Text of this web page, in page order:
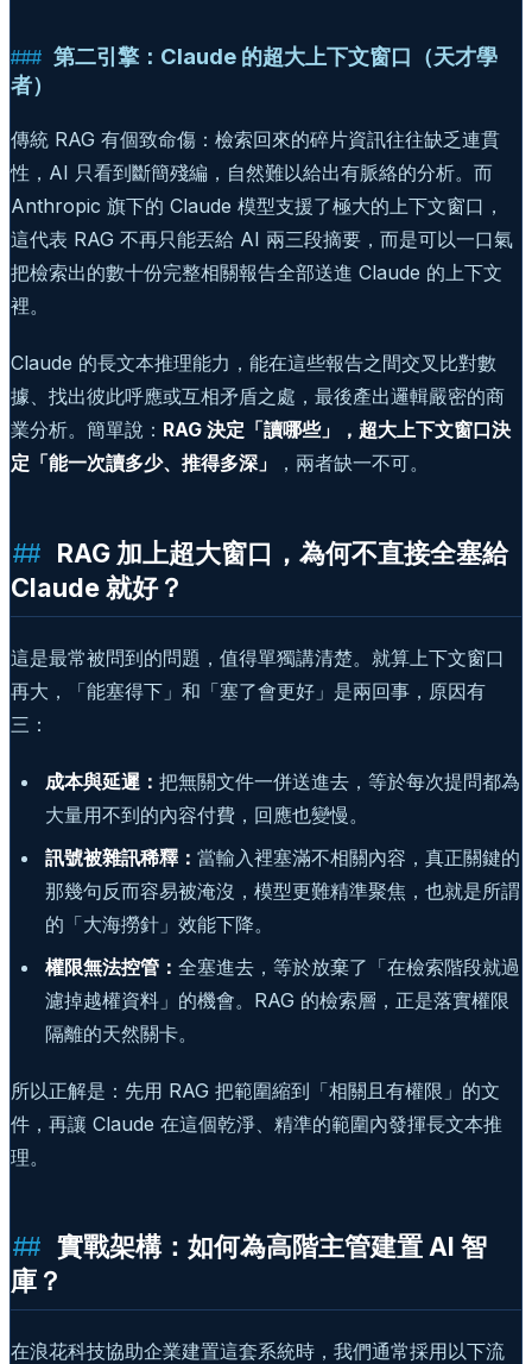
第二引擎：Claude 的超大上下文窗口（天才學
者）
傳統 RAG 有個致命傷：檢索回來的碎片資訊往往缺乏連貫
性，AI 只看到斷簡殘編，自然難以給出有脈絡的分析。而
Anthropic 旗下的 Claude 模型支援了極大的上下文窗口，
這代表 RAG 不再只能丟給 AI 兩三段摘要，而是可以一口氣
把檢索出的數十份完整相關報告全部送進 Claude 的上下文
裡。
Claude 的長文本推理能力，能在這些報告之間交叉比對數
據、找出彼此呼應或互相矛盾之處，最後產出邏輯嚴密的商
業分析。簡單說： RAG 決定「讀哪些」，超大上下文窗口決
定「能一次讀多少、推得多深」
，兩者缺一不可。
RAG 加上超大窗口，為何不直接全塞給
Claude 就好？
這是最常被問到的問題，值得單獨講清楚。就算上下文窗口
再大，「能塞得下」和「塞了會更好」是兩回事，原因有
三：
成本與延遲： 把無關文件一併送進去，等於每次提問都為
大量用不到的內容付費，回應也變慢。
訊號被雜訊稀釋： 當輸入裡塞滿不相關內容，真正關鍵的
那幾句反而容易被淹沒，模型更難精準聚焦，也就是所謂
的「大海撈針」效能下降。
權限無法控管： 全塞進去，等於放棄了「在檢索階段就過
濾掉越權資料」的機會。RAG 的檢索層，正是落實權限
隔離的天然關卡。
所以正解是：先用 RAG 把範圍縮到「相關且有權限」的文
件，再讓 Claude 在這個乾淨、精準的範圍內發揮長文本推
理。
實戰架構：如何為高階主管建置 AI 智
庫？
在浪花科技協助企業建置這套系統時，我們通常採用以下流